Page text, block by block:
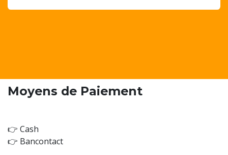
Moyens de Paiement
👉 Cash
👉 Bancontact